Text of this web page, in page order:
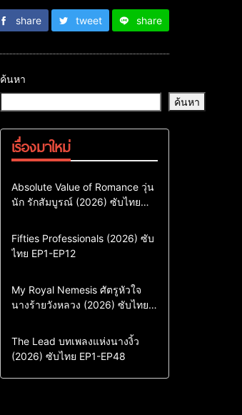
share tweet share
ค้นหา
ค้นหา
เรื่องมาใหม่
Comedy Drama
ซีรี่ย์เกาหลี
ซีรี่ย์เกาหลีซับไทย
Absolute Value of Romance วุ่น
นัก รักสัมบูรณ์ (2026) ซับไทย
Action & Adventure
Comedy
Drama
ซีรี่ย์เกาหลี
Fifties Professionals (2026) ซับ
ไทย EP1-EP12
Comedy
Drama
Sci-Fi & Fantasy
ซีรี่ย์เกาหลี
My Royal Nemesis ศัตรูหัวใจ
นางร้ายวังหลวง (2026) ซับไทย
Drama
ซีรี่ย์จีน
ซีรี่ย์จีนซับไทย
The Lead บทเพลงแห่งนางงิ้ว
(2026) ซับไทย EP1-EP48